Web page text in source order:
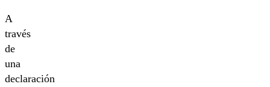
A
través
de
una
declaración